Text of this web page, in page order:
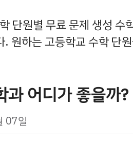
단원별 무료 문제 생성 수
. 원하는 고등학교 수학 단
과 어디가 좋을까
07일